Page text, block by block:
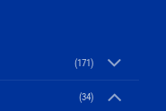
(171)
(34)